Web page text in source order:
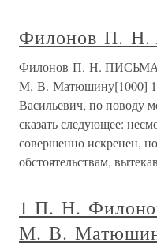
Филонов П.
Филонов П. Н.
М. В. Матюшину[1000]
Васильевич, по поводу
сказать следующее:
совершенно искренен,
обстоятельствам,
1 П. Н.
М. В.